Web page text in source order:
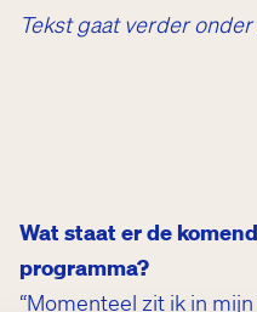
Tekst gaat verder
Wat staat er de
programma?
“Momenteel zit ik in